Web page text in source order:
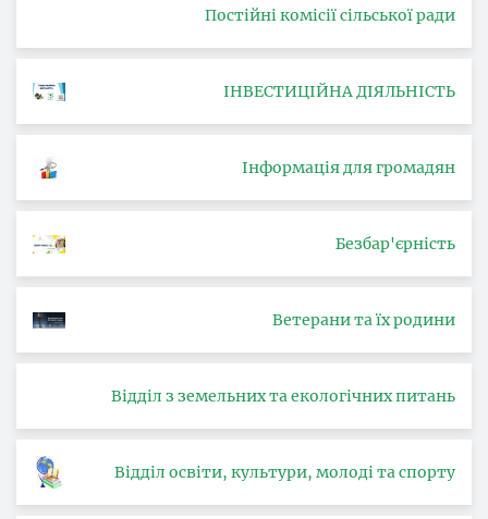
Постійні комісії сільської ради
ІНВЕСТИЦІЙНА ДІЯЛЬНІСТЬ
Інформація для громадян
Безбар'єрність
Ветерани та їх родини
Відділ з земельних та екологічних питань
Відділ освіти, культури, молоді та спорту